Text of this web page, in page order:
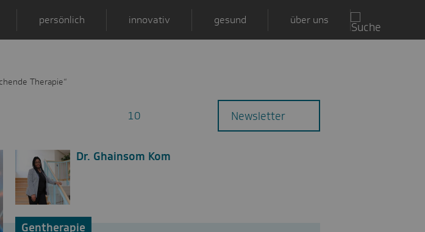
persönlich innovativ gesund über uns
Therapie“
10
Kommentaren
Newsletter
Dr. Ghainsom Kom
Gentherapie